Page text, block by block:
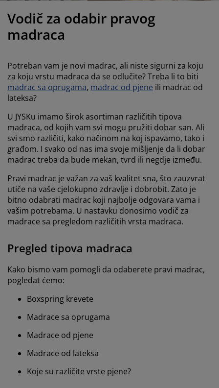
kreveta sa spremnikom
madraci
kreveti
namještaja
rasvjeta
potrepštine
Vodič za odabir pravog
madraca
Potreban vam je novi madrac, ali niste sigurni za koju
za koju vrstu madraca da se odlučite? Treba li to biti
madrac sa oprugama, madrac od pjene ili madrac od
lateksa?
U JYSKu imamo širok asortiman različitih tipova
madraca, od kojih vam svi mogu pružiti dobar san. Ali
svi smo različiti, kako načinom na koj ispavamo, tako i
građom. I svako od nas ima svoje mišljenje da li dobar
madrac treba da bude mekan, tvrd ili negdje između.
Pravi madrac je važan za vaš kvalitet sna, što zauzvrat
utiče na vaše cjelokupno zdravlje i dobrobit. Zato je
bitno odabrati madrac koji najbolje odgovara vama i
vašim potrebama. U nastavku donosimo vodič za
madrace sa pregledom različitih vrsta madraca.
Pregled tipova madraca
Kako bismo vam pomogli da odaberete pravi madrac,
pogledat ćemo:
Boxspring krevete
Madrace sa oprugama
Madrace od pjene
Madrace od lateksa
Koje su različite vrste pjene?